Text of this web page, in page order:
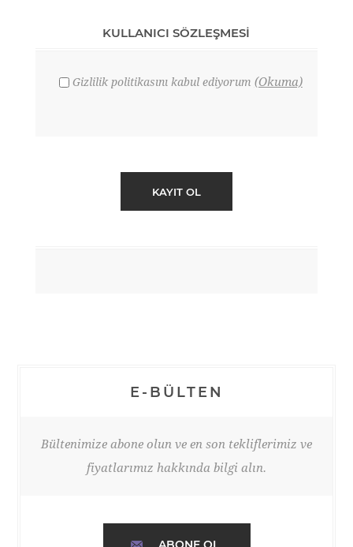
KULLANICI SÖZLEŞMESI
Gizlilik politikasını kabul ediyorum (Okuma)
E-BÜLTEN
Bültenimize abone olun ve en son tekliflerimiz ve
fiyatlarımız hakkında bilgi alın.